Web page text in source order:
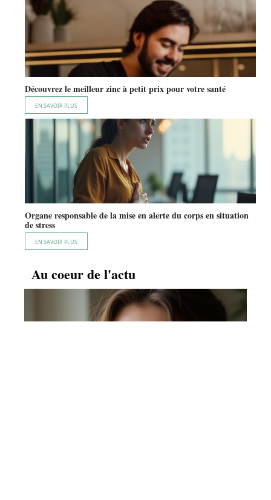
Découvrez le meilleur zinc à petit prix pour votre santé
EN SAVOIR PLUS
Organe responsable de la mise en alerte du corps en situation
de stress
EN SAVOIR PLUS
Au coeur de l'actu